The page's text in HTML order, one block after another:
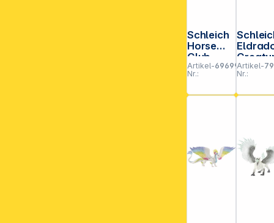
Schleich
Horse
Club
13944
Trakehne
r Fohlen
Artikel-
Nr.:
696999
s
Artikel-
Nr.: